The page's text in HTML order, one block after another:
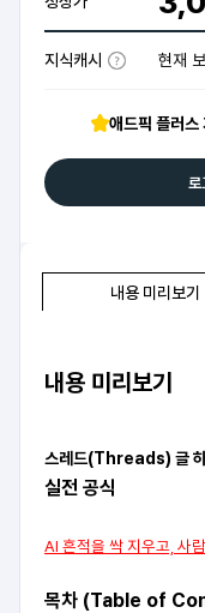
지식캐시 현재
애드픽 플러스
로
내용 미리보기
내용 미리보기
스레드(Threads) 글
실전 공식
AI 흔적을 싹 지우고, 사
목차 (Table of